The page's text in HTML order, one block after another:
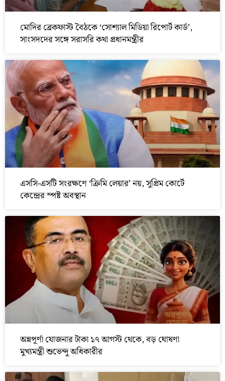
মোদির ব্রেকফাস্ট বৈঠকে ‘সোশ্যাল মিডিয়া রিপোর্ট কার্ড’,
সাংসদদের সঙ্গে সরাসরি কথা প্রধানমন্ত্রীর
এসসি-এসটি সংরক্ষণে ‘ক্রিমি লেয়ার’ নয়, সুপ্রিম কোর্টে
কেন্দ্রের স্পষ্ট অবস্থান
অন্নপূর্ণা যোজনার টাকা ১৭ আগস্ট থেকে, বড় ঘোষণা
মুখ্যমন্ত্রী শুভেন্দু অধিকারীর